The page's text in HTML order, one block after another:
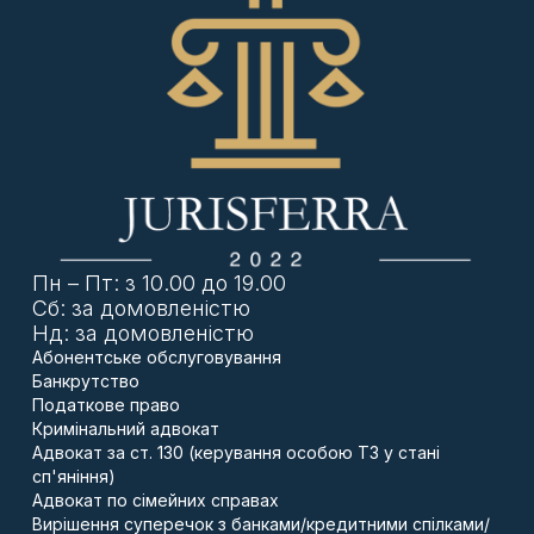
Домагаємося, щоб рішення суду було
законним і справедливим.
Супровід виконання рішення
Після визнання заповіту недійсним
відповідно до закону або іншого заповіту.
Контролюємо, щоб усі нотаріальні дії були
розподілено справедливо.
Кому потрібна ця послуга:
Спадкоємці, які підозрюють порушення прав при
складанні заповіту.
Особи, які хочуть захистити свою частку
спадкового майна.
Родини, де існують конфлікти між спадкоємцями
через заповіт.
Чому обирають нас:
Ми ставимося до справи по-людськи, розуміючи
Пн – Пт: з 10.00 до 19.00
Сб: за домовленістю
Нд: за домовленістю
Абонентське обслуговування
Банкрутство
Податкове право
Кримінальний адвокат
Адвокат за ст. 130 (керування особою ТЗ у стані
сп'яніння)
Адвокат по сімейних справах
Вирішення суперечок з банками/кредитними спілками/